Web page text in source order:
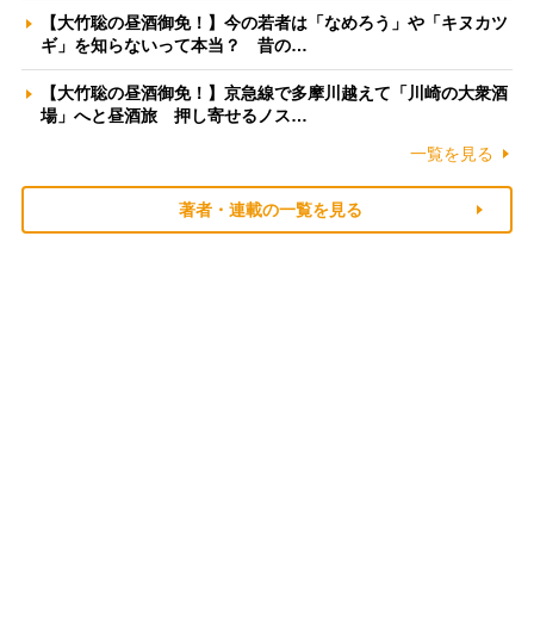
【大竹聡の昼酒御免！】今の若者は「なめろう」や「キヌカツ
ギ」を知らないって本当？ 昔の…
【大竹聡の昼酒御免！】京急線で多摩川越えて「川崎の大衆酒
場」へと昼酒旅 押し寄せるノス…
一覧を見る
著者・連載の一覧を見る